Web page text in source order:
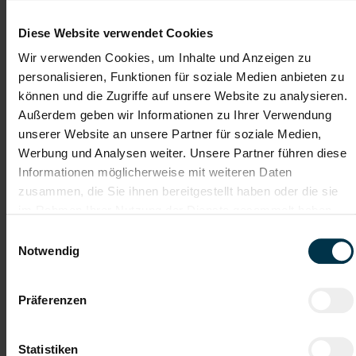
Diese Website verwendet Cookies
Wir verwenden Cookies, um Inhalte und Anzeigen zu
personalisieren, Funktionen für soziale Medien anbieten zu
können und die Zugriffe auf unsere Website zu analysieren.
Außerdem geben wir Informationen zu Ihrer Verwendung
unserer Website an unsere Partner für soziale Medien,
Werbung und Analysen weiter. Unsere Partner führen diese
Informationen möglicherweise mit weiteren Daten
zusammen, die Sie ihnen bereitgestellt haben oder die sie
Notwendig
Präferenzen
Statistiken
uns auf ein Kennenlernen!
Karriere-Coaching mit der
besten Jobberatung
Zahlreiche Stellenangebote
in der regionalen Wirtschaft
mit nur 1 Bewerbung
Soziale Absicherung durch
TTI-Betriebsrat und
Tolle Aus- und
Weiterbildungsangebote